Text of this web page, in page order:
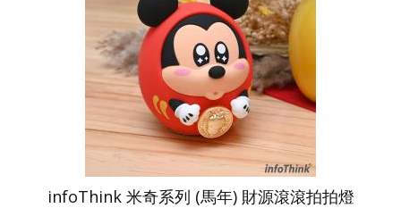
infoThink 米奇系列 (馬年) 財源滾滾拍拍燈